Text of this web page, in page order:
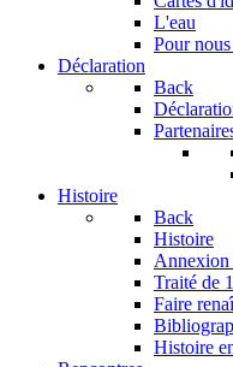
L'eau
Pour
Déclaration
Back
Histoire
Back
Histoire
Annexion
Traité de
Faire
Histoire